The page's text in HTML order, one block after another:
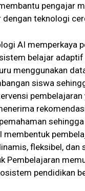
pengajar
dengan teknologi
AI memperkaya
belajar
menggunakan
siswa
membentuk
fleksibel, dan
Pembelajaran
pendidikan